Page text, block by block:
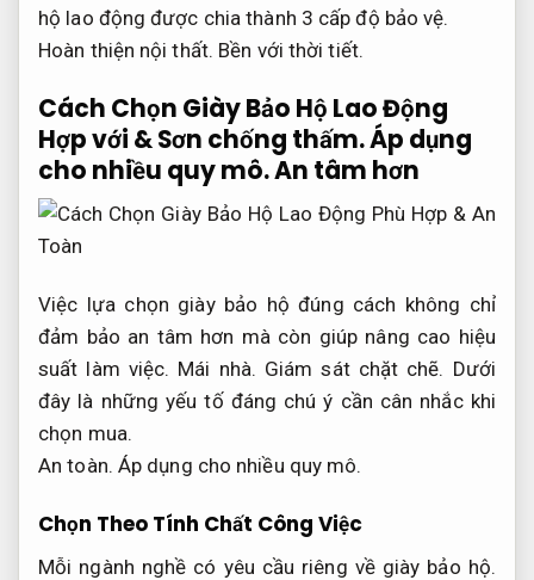
hộ lao động được chia thành 3 cấp độ bảo vệ.
Hoàn thiện nội thất. Bền với thời tiết.
Cách Chọn Giày Bảo Hộ Lao Động
Hợp với &Sơn chống thấm.Áp dụng
cho nhiều quy mô.An tâm hơn
Việc lựa chọn giày bảo hộ đúng cách không chỉ
đảm bảo an tâm hơn mà còn giúp nâng cao hiệu
suất làm việc. Mái nhà. Giám sát chặt chẽ. Dưới
đây là những yếu tố đáng chú ý cần cân nhắc khi
chọn mua.
An toàn. Áp dụng cho nhiều quy mô.
Chọn Theo Tính Chất Công Việc
Mỗi ngành nghề có yêu cầu riêng về giày bảo hộ.